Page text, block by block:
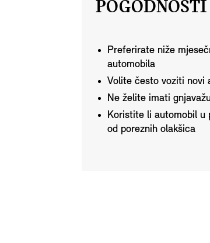
Preferirate niže
automobila
Volite često voziti novi
Ne želite imati
Koristite li automobil u
od poreznih olakšica